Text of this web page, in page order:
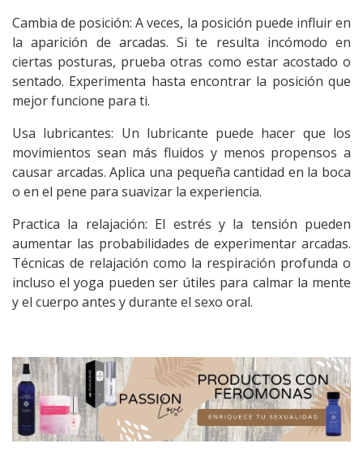
Cambia de posición: A veces, la posición puede influir en
la aparición de arcadas. Si te resulta incómodo en
ciertas posturas, prueba otras como estar acostado o
sentado. Experimenta hasta encontrar la posición que
mejor funcione para ti.
Usa lubricantes: Un lubricante puede hacer que los
movimientos sean más fluidos y menos propensos a
causar arcadas. Aplica una pequeña cantidad en la boca
o en el pene para suavizar la experiencia.
Practica la relajación: El estrés y la tensión pueden
aumentar las probabilidades de experimentar arcadas.
Técnicas de relajación como la respiración profunda o
incluso el yoga pueden ser útiles para calmar la mente
y el cuerpo antes y durante el sexo oral.